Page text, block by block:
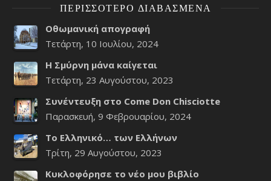
ΠΕΡΙΣΣΌΤΕΡΟ ΔΙΑΒΑΣΜΈΝΑ
Οθωμανική απογραφή
Τετάρτη, 10 Ιουλίου, 2024
Η Σμύρνη μάνα καίγεται
Τετάρτη, 23 Αυγούστου, 2023
Συνέντευξη στο Come Don Chisciotte
Παρασκευή, 9 Φεβρουαρίου, 2024
Το Ελληνικό… των Ελλήνων
Τρίτη, 29 Αυγούστου, 2023
Κυκλοφόρησε το νέο μου βιβλίο